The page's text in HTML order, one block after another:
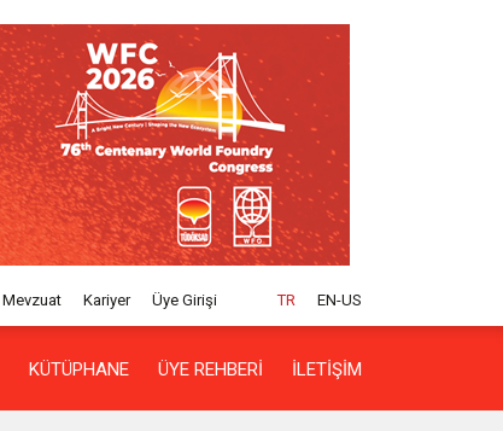
TR EN-US
Mevzuat Kariyer Üye Girişi
KÜTÜPHANE ÜYE REHBERI İLETIŞIM